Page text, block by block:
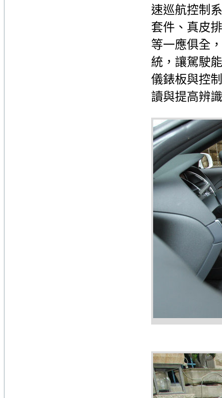
速巡航控制
套件、真皮
等一應俱全
統，讓駕駛
儀錶板與控
讀與提高辨